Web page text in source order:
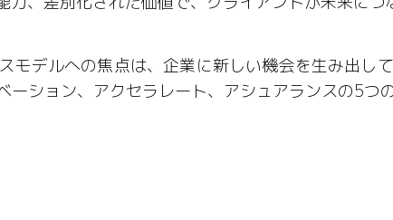
モデルへの焦点は、企業に新しい機会を生み出し
ション、アクセラレート、アシュアランスの5つ